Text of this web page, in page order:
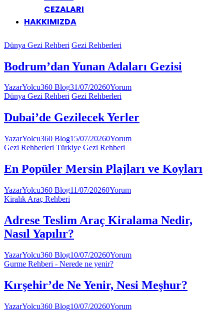
CEZALARI
HAKKIMIZDA
Dünya Gezi Rehberi Gezi Rehberleri
Bodrum’dan Yunan Adaları Gezisi
YazarYolcu360 Blog31/07/20260Yorum
Dünya Gezi Rehberi Gezi Rehberleri
Dubai’de Gezilecek Yerler
YazarYolcu360 Blog15/07/20260Yorum
Gezi Rehberleri Türkiye Gezi Rehberi
En Popüler Mersin Plajları ve Koyları
YazarYolcu360 Blog11/07/20260Yorum
Kiralık Araç Rehberi
Adrese Teslim Araç Kiralama Nedir,
Nasıl Yapılır?
YazarYolcu360 Blog10/07/20260Yorum
Gurme Rehberi - Nerede ne yenir?
Kırşehir’de Ne Yenir, Nesi Meşhur?
YazarYolcu360 Blog10/07/20260Yorum